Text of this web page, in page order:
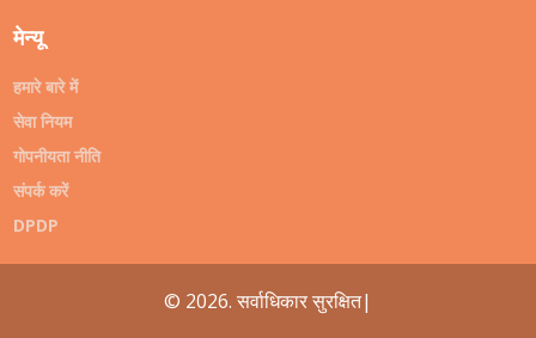
मेन्यू
हमारे बारे में
सेवा नियम
गोपनीयता नीति
संपर्क करें
DPDP
© 2026. सर्वाधिकार सुरक्षित|